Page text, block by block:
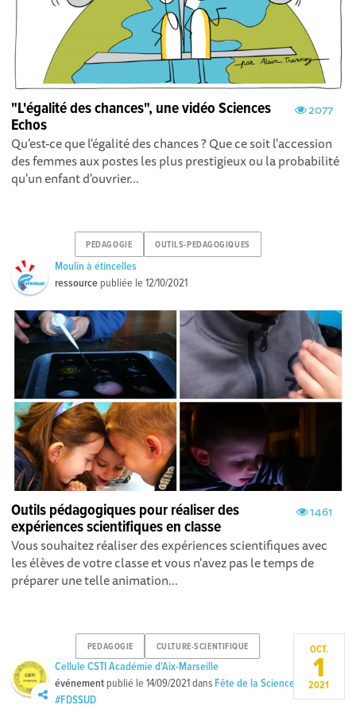
2077
"L'égalité des chances", une vidéo Sciences
Echos
Qu'est-ce que l'égalité des chances ? Que ce soit l'accession
des femmes aux postes les plus prestigieux ou la probabilité
qu'un enfant d'ouvrier...
PEDAGOGIE OUTILS-PEDAGOGIQUES
Moulin à étincelles
ressource publiée le12/10/2021
1461
Outils pédagogiques pour réaliser des
expériences scientifiques en classe
Vous souhaitez réaliser des expériences scientifiques avec
les élèves de votre classe et vous n'avez pas le temps de
préparer une telle animation...
PEDAGOGIE CULTURE-SCIENTIFIQUE
Cellule CSTI Académie d'Aix-Marseille
événement publié le14/09/2021dans Fête de la Science
#FDSSUD
OCT.
1
2021